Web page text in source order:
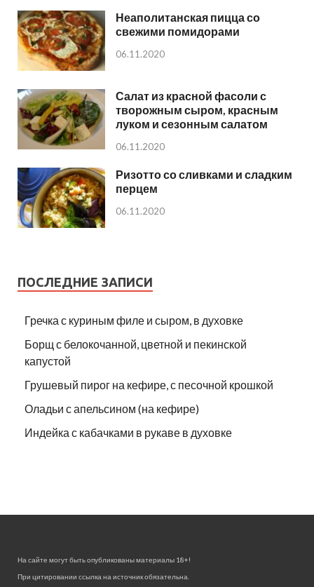
Неаполитанская пицца со
свежими помидорами
06.11.2020
Салат из красной фасоли с
творожным сыром, красным
луком и сезонным салатом
06.11.2020
Ризотто со сливками и сладким
перцем
06.11.2020
ПОСЛЕДНИЕ ЗАПИСИ
Гречка с куриным филе и сыром, в духовке
Борщ с белокочанной, цветной и пекинской
капустой
Грушевый пирог на кефире, с песочной крошкой
Оладьи с апельсином (на кефире)
Индейка с кабачками в рукаве в духовке
На сайте могут быть опубликованы материалы 18+!
При цитировании ссылка на источник обязательна.